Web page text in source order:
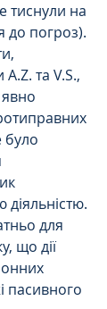
тиснули на
до погроз).
A.Z. та V.S.,
було
для
що дії
пасивного